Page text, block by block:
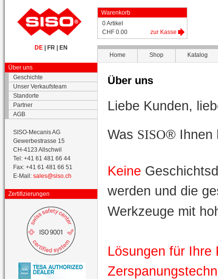
DE FR EN
Warenkorb
0 Artikel
CHF 0.00
zur Kasse
Home Shop
Katalog
Über uns
Geschichte
Unser Verkaufsteam
Standorte
Partner
AGB
SISO-Mecanis AG
Gewerbestrasse 15
CH-4123 Allschwil
Tel: +41 61 481 66 44
Fax: +41 61 481 66 51
E-Mail: sales@siso.ch
Zertifizierungen
Über uns
Liebe Kunden,
Was SISO® Ihnen
Keine
werden und die
Werkzeuge mit
Lösungen für Ihre